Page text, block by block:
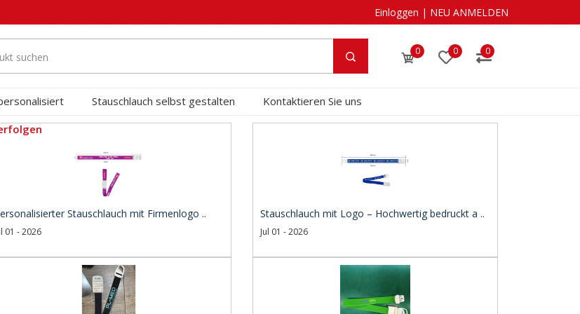
Einloggen | NEU ANMELDEN
0 0 0
Stauschlauch selbst gestalten
Kontaktieren Sie uns
Stauschlauch mit Firmenlogo ..
01 - 2026
Stauschlauch mit Logo – Hochwertig bedruckt a ..
Jul 01 - 2026